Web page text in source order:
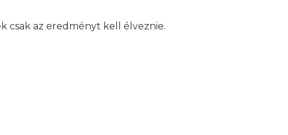
csak az eredményt kell élveznie.